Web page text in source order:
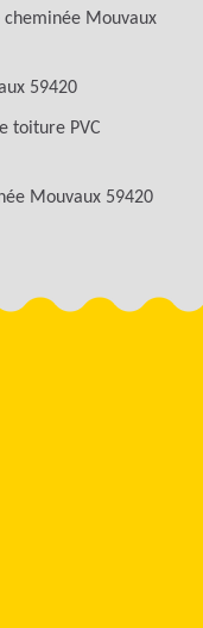
Mouvaux
59420
toiture PVC
Mouvaux 59420